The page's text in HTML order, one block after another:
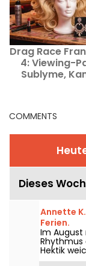
Drag Race
4: Viewing-
Sublyme,
COMMENTS
Dieses
Annette
Ferien.
Im August
Rhythmus
Hektik
Stadt